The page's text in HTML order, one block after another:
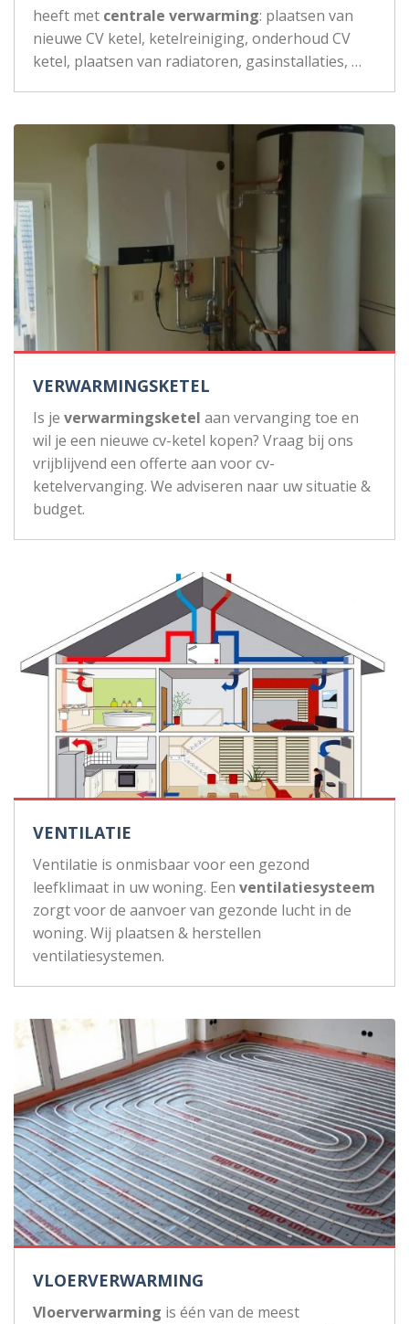
heeft met centrale verwarming: plaatsen van
nieuwe CV ketel, ketelreiniging, onderhoud CV
ketel, plaatsen van radiatoren, gasinstallaties, …
VERWARMINGSKETEL
Is je verwarmingsketel aan vervanging toe en
wil je een nieuwe cv-ketel kopen? Vraag bij ons
vrijblijvend een offerte aan voor cv-
ketelvervanging. We adviseren naar uw situatie &
budget.
VENTILATIE
Ventilatie is onmisbaar voor een gezond
leefklimaat in uw woning. Een ventilatiesysteem
zorgt voor de aanvoer van gezonde lucht in de
woning. Wij plaatsen & herstellen
ventilatiesystemen.
VLOERVERWARMING
Vloerverwarming is één van de meest